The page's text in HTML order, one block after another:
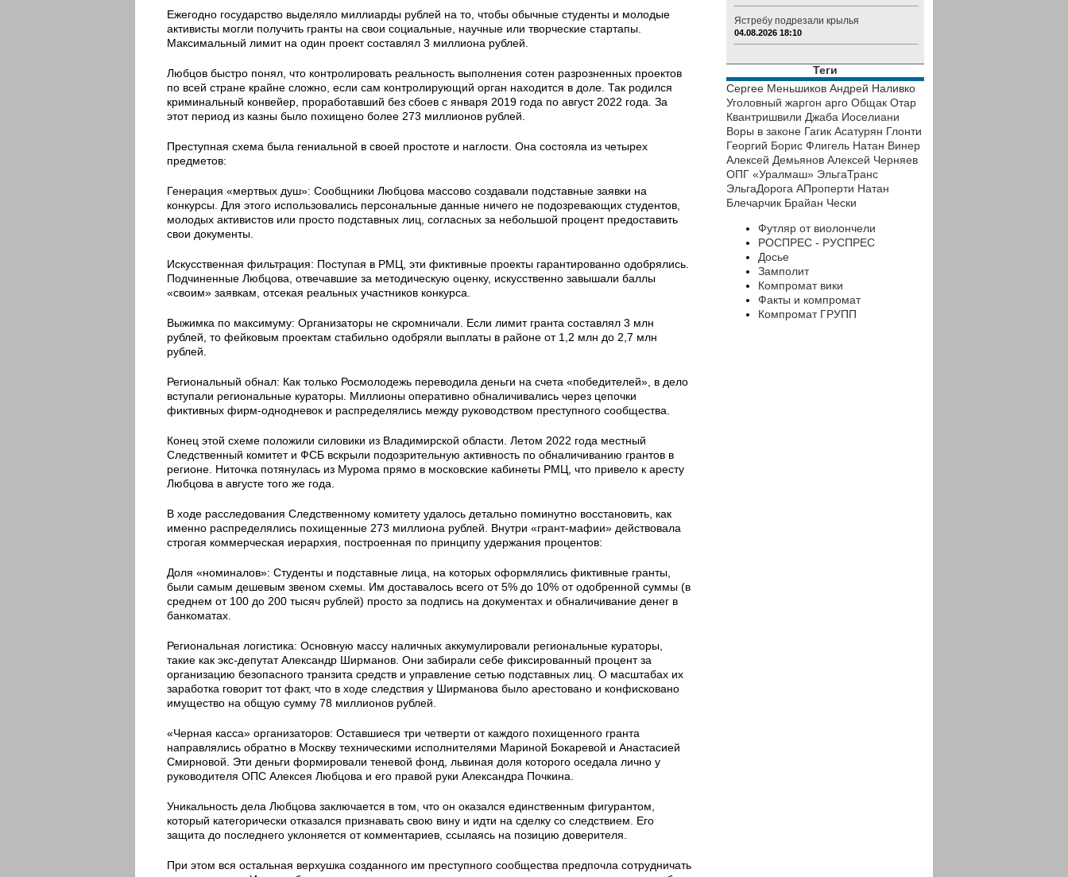
Ежегодно государство выделяло миллиарды рублей на то, чтобы обычные студенты и молодые
активисты могли получить гранты на свои социальные, научные или творческие стартапы.
Максимальный лимит на один проект составлял 3 миллиона рублей.
Любцов быстро понял, что контролировать реальность выполнения сотен разрозненных проектов
по всей стране крайне сложно, если сам контролирующий орган находится в доле. Так родился
криминальный конвейер, проработавший без сбоев с января 2019 года по август 2022 года. За
этот период из казны было похищено более 273 миллионов рублей.
Преступная схема была гениальной в своей простоте и наглости. Она состояла из четырех
предметов:
Генерация «мертвых душ»: Сообщники Любцова массово создавали подставные заявки на
конкурсы. Для этого использовались персональные данные ничего не подозревающих студентов,
молодых активистов или просто подставных лиц, согласных за небольшой процент предоставить
свои документы.
Искусственная фильтрация: Поступая в РМЦ, эти фиктивные проекты гарантированно одобрялись.
Подчиненные Любцова, отвечавшие за методическую оценку, искусственно завышали баллы
«своим» заявкам, отсекая реальных участников конкурса.
Выжимка по максимуму: Организаторы не скромничали. Если лимит гранта составлял 3 млн
рублей, то фейковым проектам стабильно одобряли выплаты в районе от 1,2 млн до 2,7 млн
рублей.
Региональный обнал: Как только Росмолодежь переводила деньги на счета «победителей», в дело
вступали региональные кураторы. Миллионы оперативно обналичивались через цепочки
фиктивных фирм-однодневок и распределялись между руководством преступного сообщества.
Конец этой схеме положили силовики из Владимирской области. Летом 2022 года местный
Следственный комитет и ФСБ вскрыли подозрительную активность по обналичиванию грантов в
регионе. Ниточка потянулась из Мурома прямо в московские кабинеты РМЦ, что привело к аресту
Любцова в августе того же года.
В ходе расследования Следственному комитету удалось детально поминутно восстановить, как
именно распределялись похищенные 273 миллиона рублей. Внутри «грант-мафии» действовала
строгая коммерческая иерархия, построенная по принципу удержания процентов:
Доля «номиналов»: Студенты и подставные лица, на которых оформлялись фиктивные гранты,
были самым дешевым звеном схемы. Им доставалось всего от 5% до 10% от одобренной суммы (в
среднем от 100 до 200 тысяч рублей) просто за подпись на документах и обналичивание денег в
банкоматах.
Региональная логистика: Основную массу наличных аккумулировали региональные кураторы,
такие как экс-депутат Александр Ширманов. Они забирали себе фиксированный процент за
организацию безопасного транзита средств и управление сетью подставных лиц. О масштабах их
заработка говорит тот факт, что в ходе следствия у Ширманова было арестовано и конфисковано
имущество на общую сумму 78 миллионов рублей.
«Черная касса» организаторов: Оставшиеся три четверти от каждого похищенного гранта
направлялись обратно в Москву техническими исполнителями Мариной Бокаревой и Анастасией
Смирновой. Эти деньги формировали теневой фонд, львиная доля которого оседала лично у
руководителя ОПС Алексея Любцова и его правой руки Александра Почкина.
Уникальность дела Любцова заключается в том, что он оказался единственным фигурантом,
который категорически отказался признавать свою вину и идти на сделку со следствием. Его
защита до последнего уклоняется от комментариев, ссылаясь на позицию доверителя.
При этом вся остальная верхушка созданного им преступного сообщества предпочла сотрудничать
Ястребу подрезали крылья
04.08.2026 18:10
Теги
Сергее Меньшиков Андрей Наливко
Уголовный жаргон арго Общак Отар
Квантришвили Джаба Иоселиани
Воры в законе Гагик Асатурян Глонти
Георгий Борис Флигель Натан Винер
Алексей Демьянов Алексей Черняев
ОПГ «Уралмаш» ЭльгаТранс
ЭльгаДорога АПроперти Натан
Блечарчик Брайан Чески
Футляр от виолончели
РОСПРЕС - РУСПРЕС
Досье
Замполит
Компромат вики
Факты и компромат
Компромат ГРУПП